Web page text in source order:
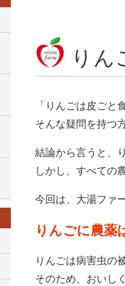
りん
「りんごは皮ごと
そんな疑問を持つ
結論から言うと、
しかし、すべての
今回は、大湯ファ
りんごに農薬
りんごは病害虫の
そのため、おいし